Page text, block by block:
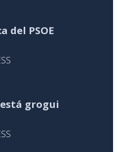
del PSOE
grogui